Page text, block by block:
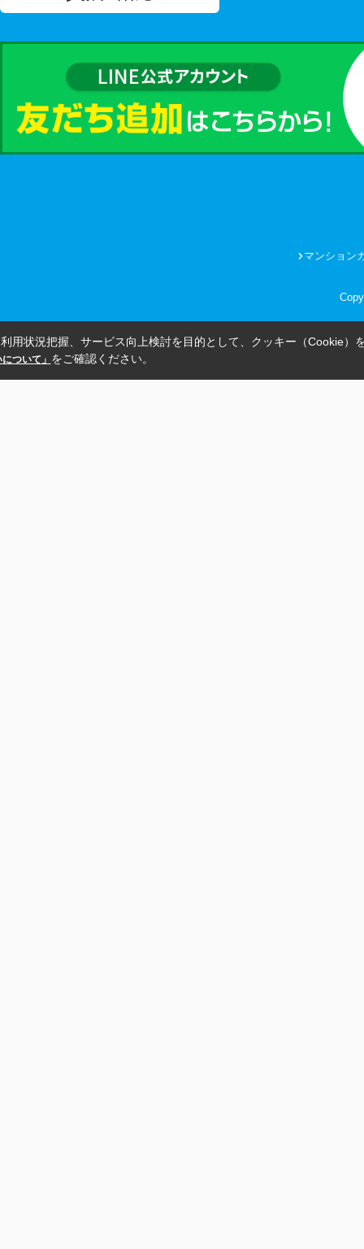
マンション
用状況把握、サービス向上検討を目的として、クッキー（Cookie）
ついて」 をご確認ください。